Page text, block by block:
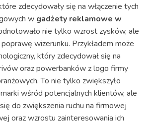
zdecydowały się na włączenie tych
w gadżety reklamowe w
nie tylko wzrost zysków, ale
wizerunku. Przykładem może
który zdecydował się na
oraz powerbanków z logo firmy
To nie tylko zwiększyło
wśród potencjalnych klientów, ale
do zwiększenia ruchu na firmowej
oraz wzrostu zainteresowania ich